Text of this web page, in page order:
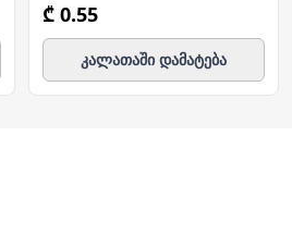
₾ 0.55
კალათაში დამატება